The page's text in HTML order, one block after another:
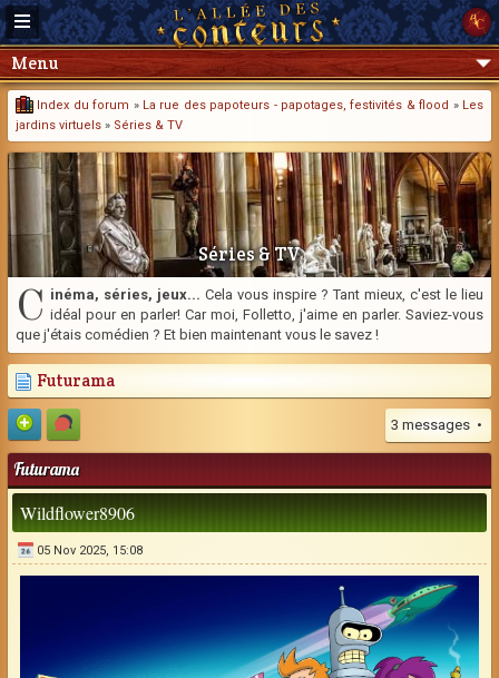
Menu
Index du forum » La rue des papoteurs - papotages, festivités & flood » Les
jardins virtuels » Séries & TV
Séries & TV
C inéma, séries, jeux... Cela vous inspire ? Tant mieux, c'est le lieu
idéal pour en parler! Car moi, Folletto, j'aime en parler. Saviez-vous
que j'étais comédien ? Et bien maintenant vous le savez !
Futurama
3 messages •
Futurama
Wildflower8906
05 Nov 2025, 15:08